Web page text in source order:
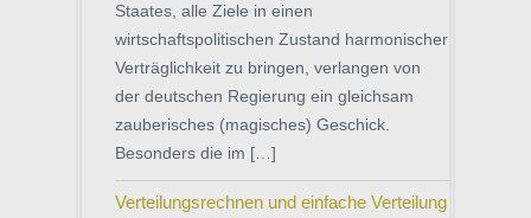
Staates, alle Ziele in einen
wirtschaftspolitischen Zustand harmonischer
Verträglichkeit zu bringen, verlangen von
der deutschen Regierung ein gleichsam
zauberisches (magisches) Geschick.
Besonders die im […]
Verteilungsrechnen und einfache Verteilung